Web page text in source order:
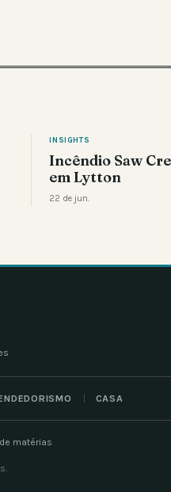
INSIGHTS
Incêndio Saw
em Lytton
22 de jun.
CASA
matérias